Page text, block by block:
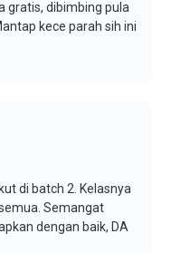
gratis, dibimbing pula
kece parah sih ini
di batch 2. Kelasnya
Semangat
dengan baik, DA